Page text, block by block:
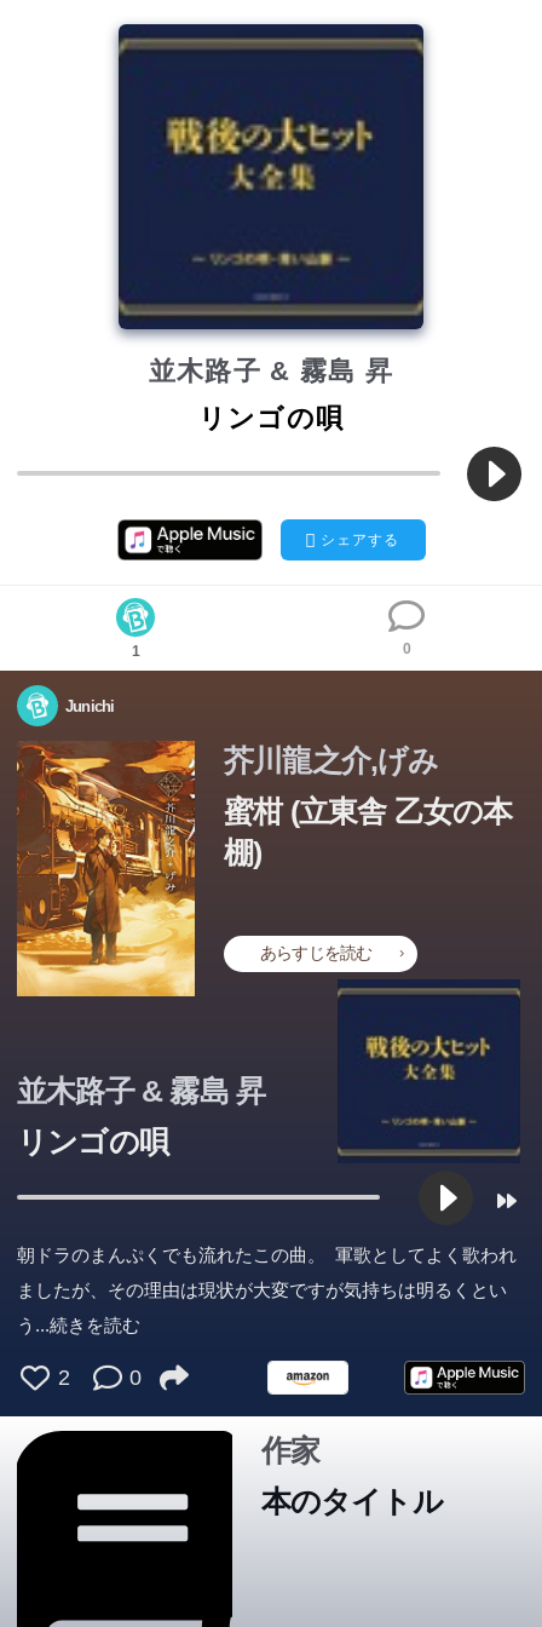
並木路子 & 霧島 昇
リンゴの唄
シェアする
1 0
Junichi
芥川龍之介,げみ
蜜柑 (立東舎 乙女の本
棚)
あらすじを読む
並木路子 & 霧島 昇
リンゴの唄
朝ドラのまんぷくでも流れたこの曲。 軍歌としてよく歌われ
ましたが、その理由は現状が大変ですが気持ちは明るくとい
う ...続きを読む
2 0
作家
本のタイトル